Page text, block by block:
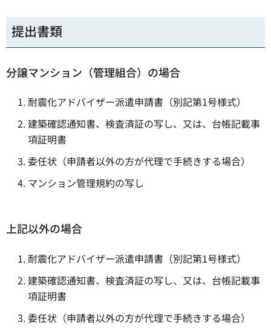
提出書類
分譲マンション（管理組合）の場合
耐震化アドバイザー派遣申請書（別記第1号様式）
建築確認通知書、検査済証の写し、又は、台帳記載事
項証明書
委任状（申請者以外の方が代理で手続きする場合）
マンション管理規約の写し
上記以外の場合
耐震化アドバイザー派遣申請書（別記第1号様式）
建築確認通知書、検査済証の写し、又は、台帳記載事
項証明書
委任状（申請者以外の方が代理で手続きする場合）